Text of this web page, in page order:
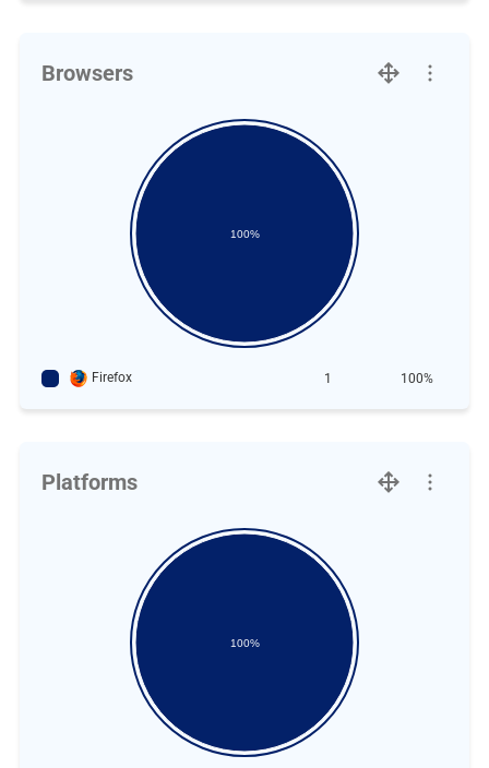
Browsers
100%
Firefox 1 100%
Platforms
100%